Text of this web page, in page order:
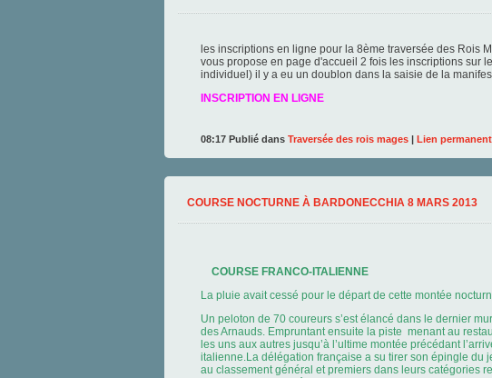
les inscriptions en ligne pour la 8ème traversée des Rois
vous propose en page d'accueil 2 fois les inscriptions sur
individuel) il y a eu un doublon dans la saisie de la
INSCRIPTION EN LIGNE
08:17 Publié dans Traversée des rois mages | Lien permanent
COURSE NOCTURNE À BARDONECCHIA 8 MARS 2013
COURSE FRANCO-ITALIENNE
La pluie avait cessé pour le départ de cette montée
Un peloton de 70 coureurs s’est élancé dans le dernier
des Arnauds. Empruntant ensuite la piste menant au
les uns aux autres jusqu’à l’ultime montée précédant
italienne.La délégation française a su tirer son épingle du
au classement général et premiers dans leurs catégories